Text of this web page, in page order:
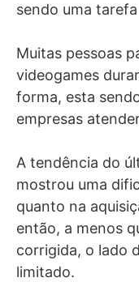
sendo uma
Muitas pessoas
videogames
forma, esta
empresas
A tendência do
mostrou uma
quanto na
então, a menos
corrigida, o lado
limitado.